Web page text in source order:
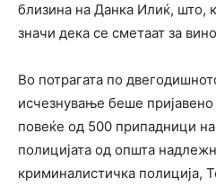
близина на Данка Илиќ, што,
значи дека се сметаат за
Во потрагата по
исчезнување беше пријавено
повеќе од 500 припадници
полицијата од општа
криминалистичка полиција,